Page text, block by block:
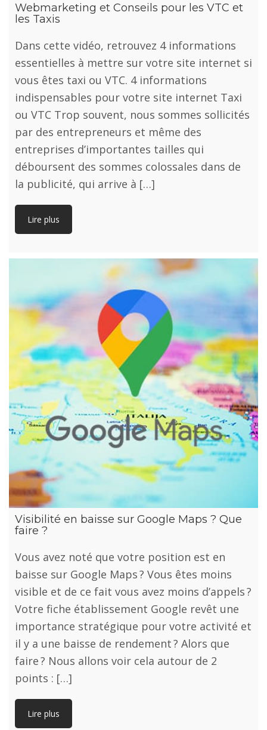
Webmarketing et Conseils pour les VTC et
les Taxis
Dans cette vidéo, retrouvez 4 informations
essentielles à mettre sur votre site internet si
vous êtes taxi ou VTC. 4 informations
indispensables pour votre site internet Taxi
ou VTC Trop souvent, nous sommes sollicités
par des entrepreneurs et même des
entreprises d’importantes tailles qui
déboursent des sommes colossales dans de
la publicité, qui arrive à […]
Lire plus
Visibilité en baisse sur Google Maps ? Que
faire ?
Vous avez noté que votre position est en
baisse sur Google Maps ? Vous êtes moins
visible et de ce fait vous avez moins d’appels ?
Votre fiche établissement Google revêt une
importance stratégique pour votre activité et
il y a une baisse de rendement ? Alors que
faire ? Nous allons voir cela autour de 2
points : […]
Lire plus